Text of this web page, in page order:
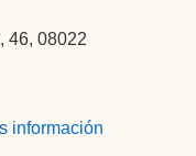
46, 08022